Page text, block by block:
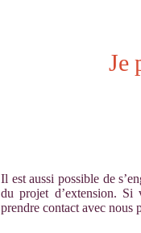
Je
Il est aussi possible de
du projet d’extension. Si
prendre contact avec nous